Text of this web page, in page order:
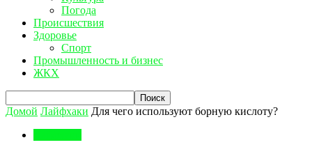
Погода
Происшествия
Здоровье
Спорт
Промышленность и бизнес
ЖКХ
Домой Лайфхаки Для чего используют борную кислоту?